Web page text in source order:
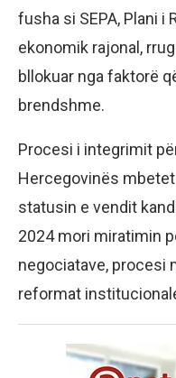
fusha si SEPA, Plani i
ekonomik rajonal,
bllokuar nga faktorë
brendshme.
Procesi i integrimit
Hercegovinës
statusin e vendit
2024 mori miratimin
negociatave, procesi
reformat